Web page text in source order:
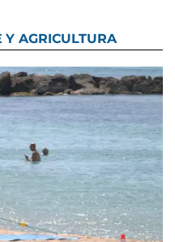
AGRICULTURA